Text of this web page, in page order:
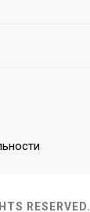
RESERVED.